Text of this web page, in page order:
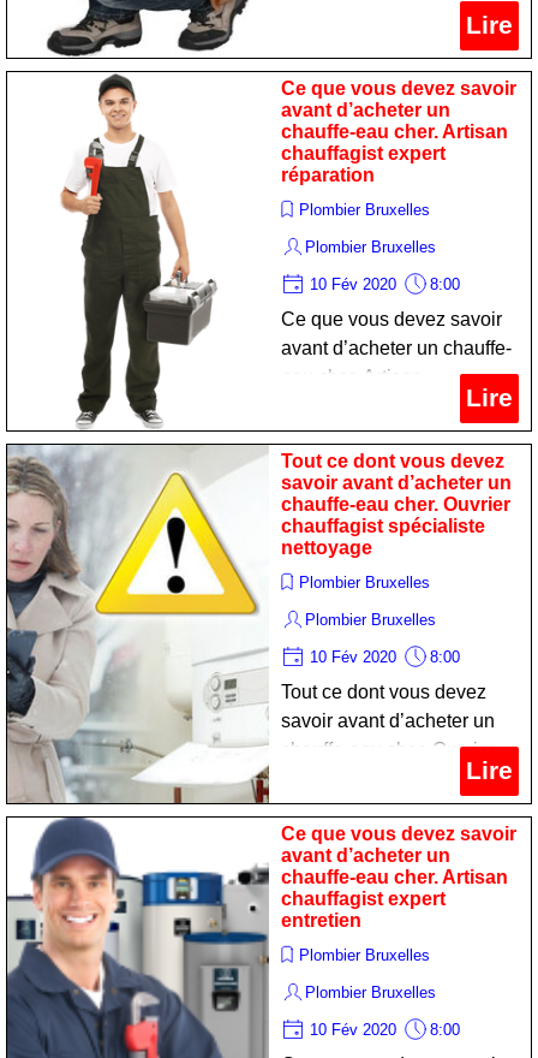
professionnel dépannageLire
Ce que vous devez savoir
avant d’acheter un
chauffe-eau cher. Artisan
chauffagist expert
réparation
Plombier Bruxelles
Plombier Bruxelles
10 Fév 2020 8:00
Ce que vous devez savoir
avant d’acheter un chauffe-
eau cher. Artisan
réparation
Lire
Tout ce dont vous devez
savoir avant d’acheter un
chauffe-eau cher. Ouvrier
chauffagist spécialiste
nettoyage
Plombier Bruxelles
Plombier Bruxelles
10 Fév 2020 8:00
Tout ce dont vous devez
savoir avant d’acheter un
chauffe-eau cher. Ouvrier
chauffagist spécialiste
nettoyage
Lire
Ce que vous devez savoir
avant d’acheter un
chauffe-eau cher. Artisan
chauffagist expert
entretien
Plombier Bruxelles
Plombier Bruxelles
10 Fév 2020 8:00